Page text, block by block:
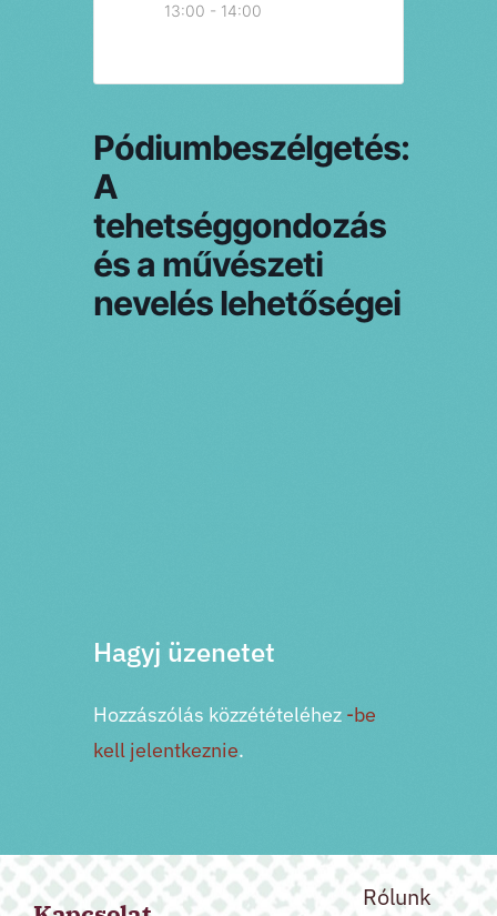
13:00 - 14:00
Pódiumbeszélgetés:
A
tehetséggondozás
és a művészeti
nevelés lehetőségei
Hagyj üzenetet
Hozzászólás közzétételéhez -be
kell jelentkeznie.
Rólunk